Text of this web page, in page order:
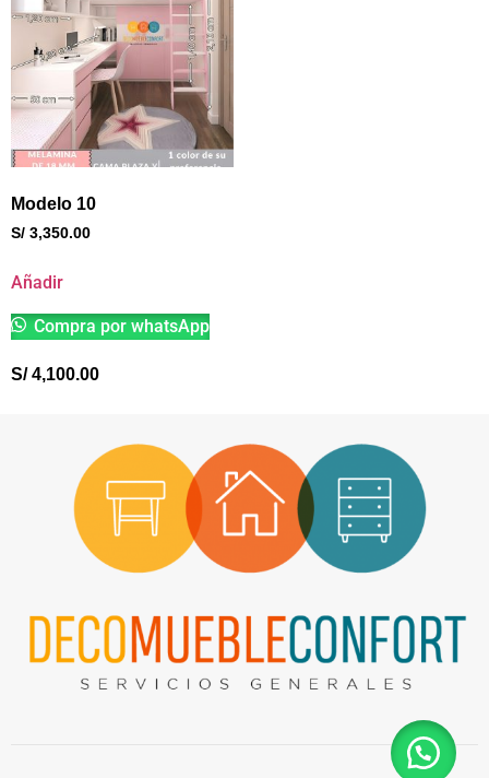
Modelo 10
S/ 3,350.00
Añadir
Compra por whatsApp
S/4,100.00